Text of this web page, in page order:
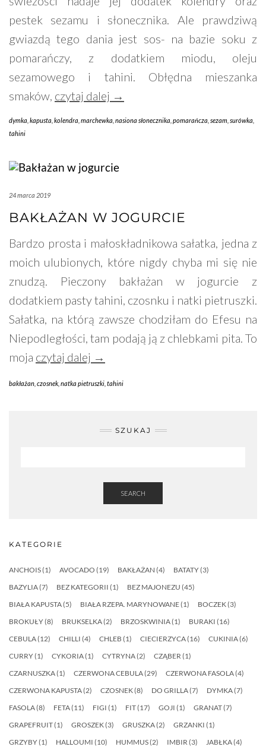
pestek sezamu i słonecznika. Ale prawdziwą
gwiazdą tego dania jest sos- na bazie soku z
pomarańczy, z dodatkiem miodu, oleju
sezamowego i tahini. Obłędna mieszanka
smaków, czytaj dalej →
dymka kapusta kolendra marchewka nasiona słonecznika pomarańcza sezam surówka
tahini
24 marca 2019
BAKŁAŻAN W JOGURCIE
Bardzo prosta i małoskładnikowa sałatka, jedna z
moich ulubionych, które nigdy chyba mi się nie
znudzą. Pieczony bakłażan w jogurcie z
dodatkiem pasty tahini, czosnku i natki pietruszki.
Sałatka, na którą zawsze chodziłam do Efesu na
Niepodległości, tam podają ją z chlebkami pita. To
moja czytaj dalej →
bakłażan czosnek natka pietruszki tahini
SZUKAJ
SEARCH
KATEGORIE
ANCHOIS(1) AVOCADO (19) BAKŁAŻAN (4) BATATY(3)
BAZYLIA(7) BEZ KATEGORII (1) BEZ MAJONEZU (45)
BIAŁA KAPUSTA(5) BIAŁA RZEPA. MARYNOWANE(1) BOCZEK(3)
BROKUŁY(8) BRUKSELKA(2) BRZOSKWINIA(1) BURAKI (16)
CEBULA(12) CHILLI (4) CHLEB (1) CIECIERZYCA(16) CUKINIA(6)
CURRY(1) CYKORIA(1) CYTRYNA(2) CZĄBER(1)
CZARNUSZKA(1) CZERWONA CEBULA(29) CZERWONA FASOLA(4)
CZERWONA KAPUSTA(2) CZOSNEK(8) DO GRILLA(7) DYMKA(7)
FASOLA(8) FETA(11) FIGI (1) FIT(17) GOJI (1) GRANAT(7)
GRAPEFRUIT(1) GROSZEK(3) GRUSZKA(2) GRZANKI (1)
GRZYBY(1) HALLOUMI (10) HUMMUS(2) IMBIR(3) JABŁKA(4)